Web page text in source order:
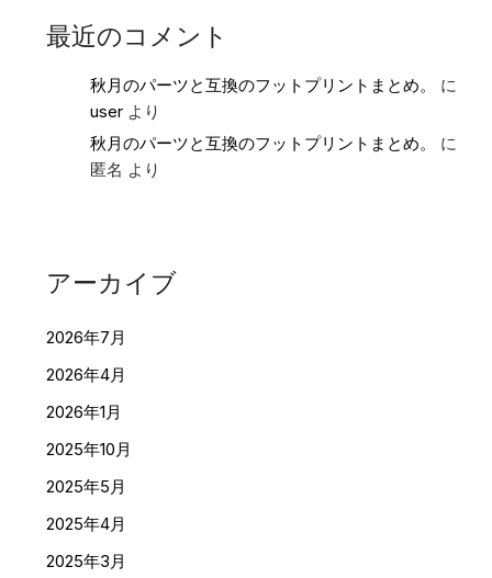
最近のコメント
秋月のパーツと互換のフットプリントまとめ。
に
user より
秋月のパーツと互換のフットプリントまとめ。
に
匿名 より
アーカイブ
2026年7月
2026年4月
2026年1月
2025年10月
2025年5月
2025年4月
2025年3月